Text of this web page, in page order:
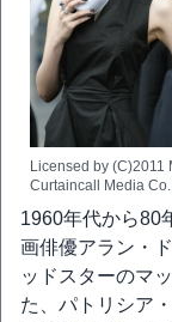
Licensed by (C)2011
Curtaincall Media
1960年代から80
画俳優アラン・
ッドスターのマ
た、パトリシア